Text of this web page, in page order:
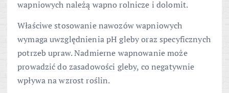
wapniowych należą wapno rolnicze i dolomit.
Właściwe stosowanie nawozów wapniowych
wymaga uwzględnienia pH gleby oraz specyficznych
potrzeb upraw. Nadmierne wapnowanie może
prowadzić do zasadowości gleby, co negatywnie
wpływa na wzrost roślin.